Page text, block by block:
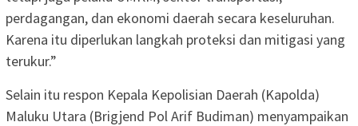
perdagangan, dan ekonomi daerah secara keseluruhan.
Karena itu diperlukan langkah proteksi dan mitigasi yang
terukur.”
Selain itu respon Kepala Kepolisian Daerah (Kapolda)
Maluku Utara (Brigjend Pol Arif Budiman) menyampaikan